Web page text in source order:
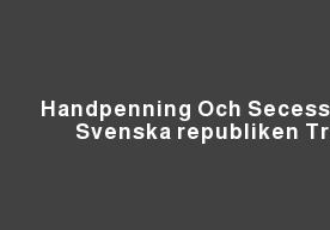
Handpenning Och
Svenska republiken